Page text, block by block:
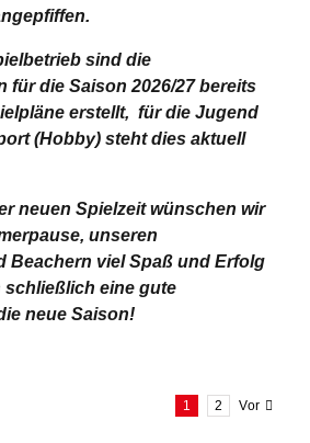
sind die
für die Saison 2026/27 bereits
erstellt, für die Jugend
(Hobby) steht dies aktuell
neuen Spielzeit wünschen wir
unseren
Beachern viel Spaß und Erfolg
schließlich eine gute
neue Saison!
1 2 Vor